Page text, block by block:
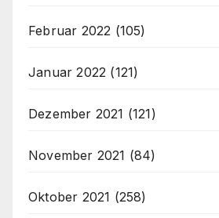
Februar 2022 (105)
Januar 2022 (121)
Dezember 2021 (121)
November 2021 (84)
Oktober 2021 (258)